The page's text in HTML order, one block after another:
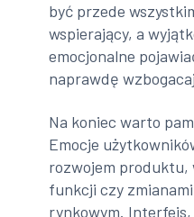
być przede
wspierający, a
emocjonalne
naprawdę
Na koniec warto
Emocje
rozwojem produktu,
funkcji czy
rynkowym.